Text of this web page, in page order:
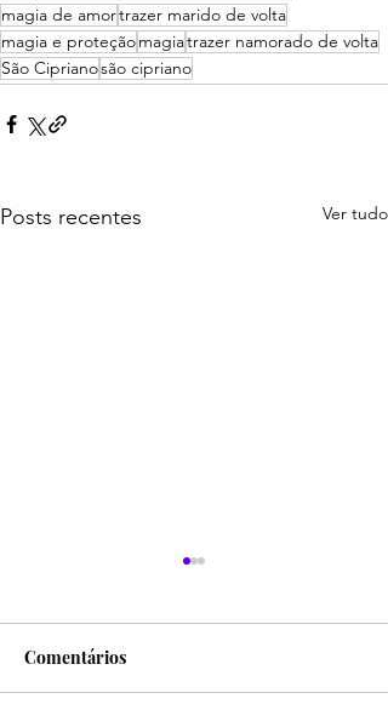
magia de amortrazer marido de volta
magia e proteçãomagiatrazer namorado de volta
São Ciprianosão cipriano
Posts recentes Ver tudo
Comentários